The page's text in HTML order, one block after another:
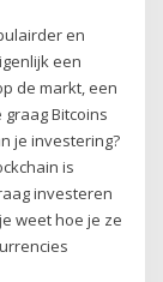
en
een
de markt, een
Bitcoins
je investering?
is
investeren
weet hoe je ze